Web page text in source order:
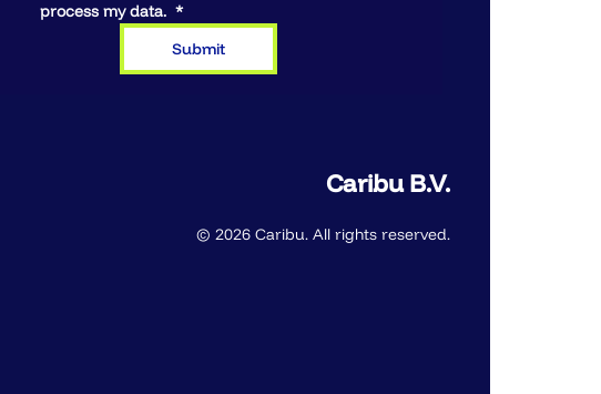
process my data. *
Submit
Caribu B.V.
© 2026 Caribu. All rights reserved.